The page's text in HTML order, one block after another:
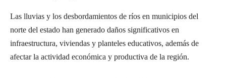
Las lluvias y los desbordamientos de ríos en municipios del
norte del estado han generado daños significativos en
infraestructura, viviendas y planteles educativos, además de
afectar la actividad económica y productiva de la región.